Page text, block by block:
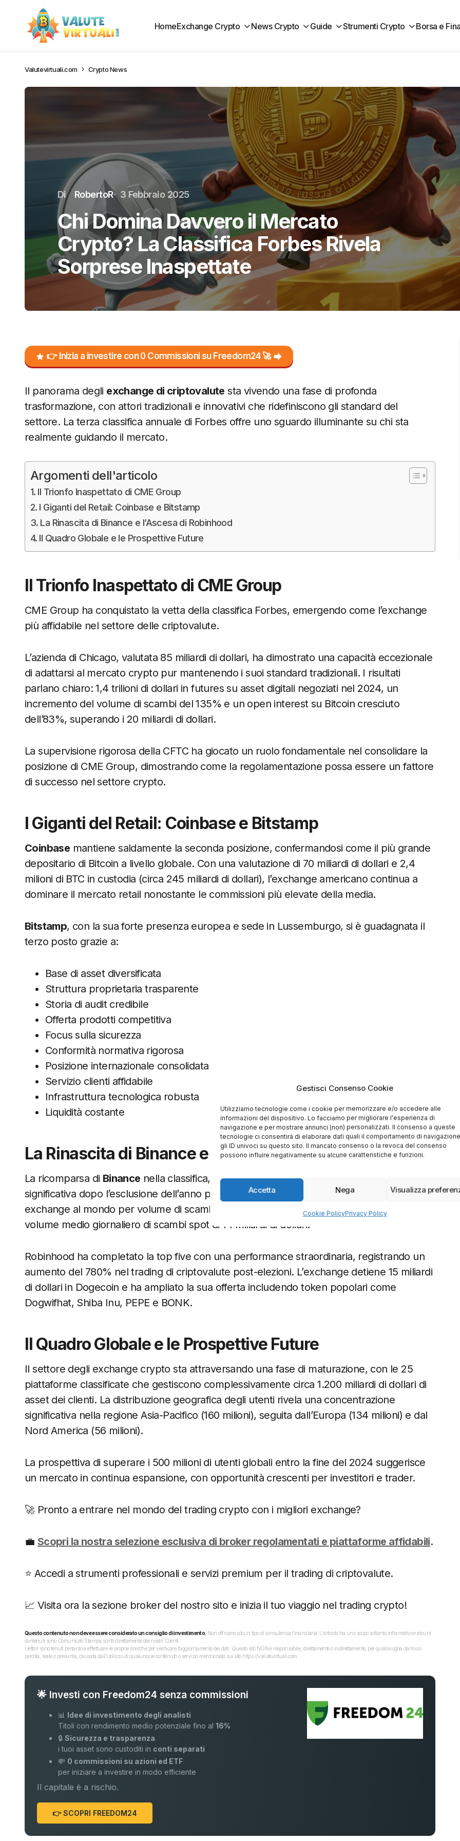
Gestisci Consenso Cookie
Utilizziamo tecnologie come i cookie per memorizzare e/o accedere alle
informazioni del dispositivo. Lo facciamo per migliorare l'esperienza di
navigazione e per mostrare annunci (non) personalizzati. Il consenso a queste
tecnologie ci consentirà di elaborare dati quali il comportamento di
gli ID univoci su questo sito. Il mancato consenso o la revoca del consenso
possono influire negativamente su alcune caratteristiche e funzioni.
Accetta Nega Visualizza
Cookie PolicyPrivacy Policy
HomeExchange Crypto News Crypto Guide Strumenti Crypto Borsa e
Valutevirtuali.com Crypto News
Di RobertoR 3 Febbraio 2025
Chi Domina Davvero il Mercato
Crypto? La Classifica Forbes Rivela
Sorprese Inaspettate
👉 Inizia a investire con 0 Commissioni su Freedom24 🚀
Il panorama degli exchange di criptovalute sta vivendo una fase di profonda
trasformazione, con attori tradizionali e innovativi che ridefiniscono gli standard del
settore. La terza classifica annuale di Forbes offre uno sguardo illuminante su chi sta
realmente guidando il mercato.
Argomenti dell'articolo
Il Trionfo Inaspettato di CME Group
I Giganti del Retail: Coinbase e Bitstamp
La Rinascita di Binance e l’Ascesa di Robinhood
Il Quadro Globale e le Prospettive Future
Il Trionfo Inaspettato di CME Group
CME Group ha conquistato la vetta della classifica Forbes, emergendo come l’exchange
più affidabile nel settore delle criptovalute.
L’azienda di Chicago, valutata 85 miliardi di dollari, ha dimostrato una capacità eccezionale
di adattarsi al mercato crypto pur mantenendo i suoi standard tradizionali. I risultati
parlano chiaro: 1,4 trilioni di dollari in futures su asset digitali negoziati nel 2024, un
incremento del volume di scambi del 135% e un open interest su Bitcoin cresciuto
dell’83%, superando i 20 miliardi di dollari.
La supervisione rigorosa della CFTC ha giocato un ruolo fondamentale nel consolidare la
posizione di CME Group, dimostrando come la regolamentazione possa essere un fattore
di successo nel settore crypto.
I Giganti del Retail: Coinbase e Bitstamp
Coinbase mantiene saldamente la seconda posizione, confermandosi come il più grande
depositario di Bitcoin a livello globale. Con una valutazione di 70 miliardi di dollari e 2,4
milioni di BTC in custodia (circa 245 miliardi di dollari), l’exchange americano continua a
dominare il mercato retail nonostante le commissioni più elevate della media.
Bitstamp, con la sua forte presenza europea e sede in Lussemburgo, si è guadagnata il
terzo posto grazie a:
Base di asset diversificata
Struttura proprietaria trasparente
Storia di audit credibile
Offerta prodotti competitiva
Focus sulla sicurezza
Conformità normativa rigorosa
Posizione internazionale consolidata
Servizio clienti affidabile
Infrastruttura tecnologica robusta
Liquidità costante
La Rinascita di Binance e l’Ascesa di Robinhood
La ricomparsa di Binance nella classifica, al quarto posto, rappresenta una svolta
significativa dopo l’esclusione dell’anno precedente dovuta a problemi legali. Il più grande
exchange al mondo per volume di scambi vanta 245 milioni di utenti registrati e un
volume medio giornaliero di scambi spot di 14 miliardi di dollari.
Robinhood ha completato la top five con una performance straordinaria, registrando un
aumento del 780% nel trading di criptovalute post-elezioni. L’exchange detiene 15 miliardi
di dollari in Dogecoin e ha ampliato la sua offerta includendo token popolari come
Dogwifhat, Shiba Inu, PEPE e BONK.
Il Quadro Globale e le Prospettive Future
Il settore degli exchange crypto sta attraversando una fase di maturazione, con le 25
piattaforme classificate che gestiscono complessivamente circa 1.200 miliardi di dollari di
asset dei clienti. La distribuzione geografica degli utenti rivela una concentrazione
significativa nella regione Asia-Pacifico (160 milioni), seguita dall’Europa (134 milioni) e dal
Nord America (56 milioni).
La prospettiva di superare i 500 milioni di utenti globali entro la fine del 2024 suggerisce
un mercato in continua espansione, con opportunità crescenti per investitori e trader.
🚀 Pronto a entrare nel mondo del trading crypto con i migliori exchange?
💼 Scopri la nostra selezione esclusiva di broker regolamentati e piattaforme affidabili.
⭐️ Accedi a strumenti professionali e servizi premium per il trading di criptovalute.
📈 Visita ora la sezione broker del nostro sito e inizia il tuo viaggio nel trading crypto!
Questo contenuto non deve essere considerato un consiglio di investimento. Non offriamo alcun tipo di consulenza finanziaria. L’articolo ha uno scopo soltanto informativo e alcuni
contenuti sono Comunicati Stampa scritti direttamente dai nostri Clienti.
I lettori sono tenuti pertanto a effettuare le proprie ricerche per verificare l’aggiornamento dei dati. Questo sito NON è responsabile, direttamente o indirettamente, per qualsivoglia danno o
perdita, reale o presunta, causata dall'utilizzo di qualunque contenuto o servizio menzionato sul sito https://valutevirtuali.com.
🌟 Investi con Freedom24 senza commissioni
📊 Idee di investimento degli analisti
Titoli con rendimento medio potenziale fino al16%
🔒Sicurezza e trasparenza
i tuoi asset sono custoditi in conti separati
💸 0 commissioni su azioni ed ETF
per iniziare a investire in modo efficiente
Il capitale è a rischio.
👉 SCOPRI FREEDOM24